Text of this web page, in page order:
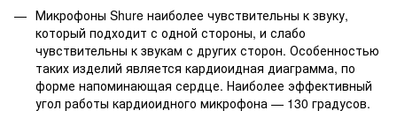
Микрофоны Shure наиболее чувствительны к звуку,
который подходит с одной стороны, и слабо
чувствительны к звукам с других сторон. Особенностью
таких изделий является кардиоидная диаграмма, по
форме напоминающая сердце. Наиболее эффективный
угол работы кардиоидного микрофона — 130 градусов.